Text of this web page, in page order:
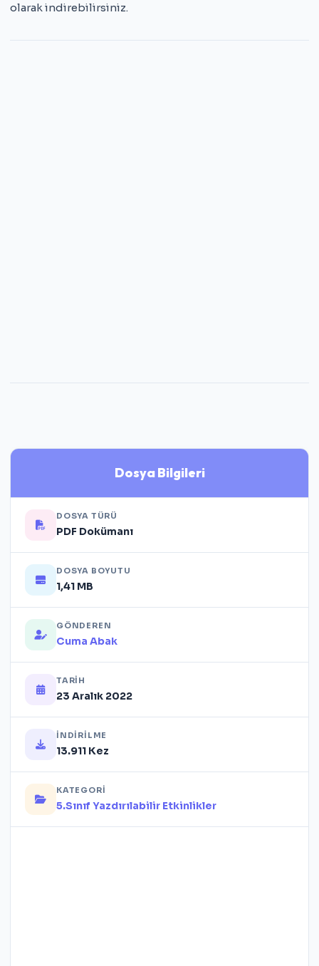
olarak indirebilirsiniz.
Dosya Bilgileri
DOSYA TÜRÜ
PDF Dokümanı
DOSYA BOYUTU
1,41 MB
GÖNDEREN
Cuma Abak
TARIH
23 Aralık 2022
İNDIRILME
13.911 Kez
KATEGORI
5.Sınıf Yazdırılabilir Etkinlikler